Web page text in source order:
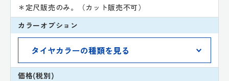
＊定尺販売のみ。（カット販売不可）
カラーオプション
価格(税別)